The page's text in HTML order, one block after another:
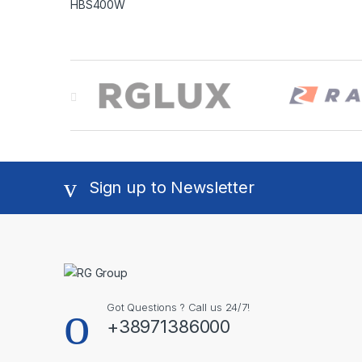
Sign up to Newsletter
Got Questions ? Call us 24/7!
+38971386000